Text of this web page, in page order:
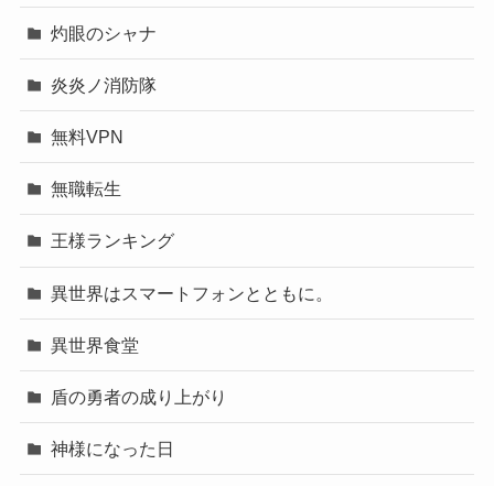
灼眼のシャナ
炎炎ノ消防隊
無料VPN
無職転生
王様ランキング
異世界はスマートフォンとともに。
異世界食堂
盾の勇者の成り上がり
神様になった日